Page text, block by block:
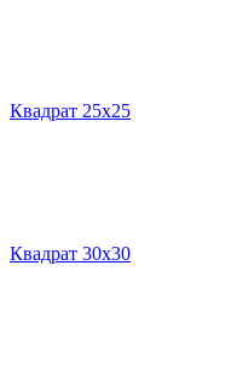
Квадрат 25х25
Квадрат 30х30